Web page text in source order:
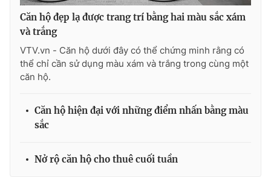
Căn hộ đẹp lạ được trang trí bằng hai màu sắc xám
và trắng
VTV.vn - Căn hộ dưới đây có thể chứng minh rằng có
thể chỉ cần sử dụng màu xám và trắng trong cùng một
căn hộ.
Căn hộ hiện đại với những điểm nhấn bằng màu
sắc
Nở rộ căn hộ cho thuê cuối tuần